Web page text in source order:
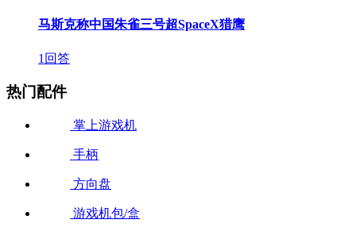
马斯克称中国朱雀三号超SpaceX猎鹰
1回答
热门配件
掌上游戏机
手柄
方向盘
游戏机包/盒